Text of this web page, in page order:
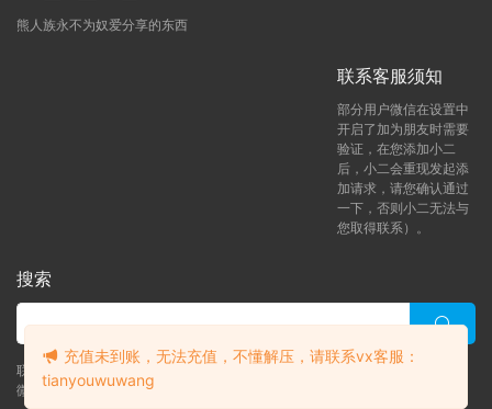
熊人族永不为奴爱分享的东西
联系客服须知
部分用户微信在设置中
开启了加为朋友时需要
验证，在您添加小二
后，小二会重现发起添
加请求，请您确认通过
一下，否则小二无法与
您取得联系）。
搜索
联系客服 (添加后告诉客服-来自熊人族咨询问题)
微信客服（tianyouwuwang）
充值未到账，无法充值，不懂解压，请联系vx客服：
tianyouwuwang